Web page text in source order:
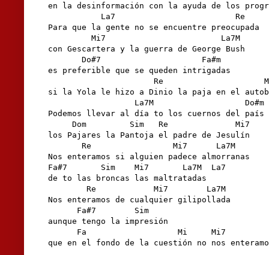
en la desinformación con la ayuda de los
           La7                         Re
Para que la gente no se encuentre preocupada
         Mi7                        La7M
con Gescartera y la guerra de George Bush
       Do#7                     Fa#m
es preferible que se queden intrigadas
Re
si la Yola le hizo a Dinio la paja en el
                  La7M                   Do#m
Podemos llevar al día to los cuernos del país
     Dom         Sim   Re              Mi7
los Pajares la Pantoja el padre de Jesulín
       Re                 Mi7      La7M
Nos enteramos si alguien padece almorranas
Fa#7       Sim    Mi7       La7M  La7
de to las broncas las maltratadas
        Re            Mi7        La7M
Nos enteramos de cualquier gilipollada
      Fa#7        Sim
aunque tengo la impresión
Fa                   Mi     Mi7
que en el fondo de la cuestión no nos